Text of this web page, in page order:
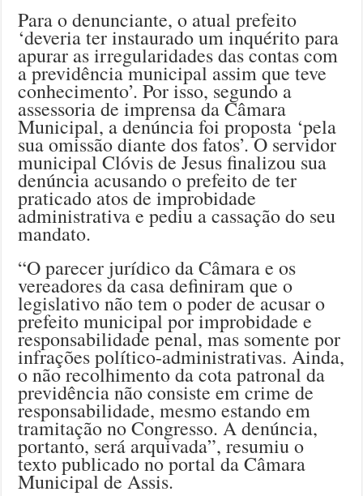
Para o denunciante, o atual prefeito
‘deveria ter instaurado um inquérito para
apurar as irregularidades das contas com
a previdência municipal assim que teve
conhecimento’. Por isso, segundo a
assessoria de imprensa da Câmara
Municipal, a denúncia foi proposta ‘pela
sua omissão diante dos fatos’. O servidor
municipal Clóvis de Jesus finalizou sua
denúncia acusando o prefeito de ter
praticado atos de improbidade
administrativa e pediu a cassação do seu
mandato.
“O parecer jurídico da Câmara e os
vereadores da casa definiram que o
legislativo não tem o poder de acusar o
prefeito municipal por improbidade e
responsabilidade penal, mas somente por
infrações político-administrativas. Ainda,
o não recolhimento da cota patronal da
previdência não consiste em crime de
responsabilidade, mesmo estando em
tramitação no Congresso. A denúncia,
portanto, será arquivada”, resumiu o
texto publicado no portal da Câmara
Municipal de Assis.